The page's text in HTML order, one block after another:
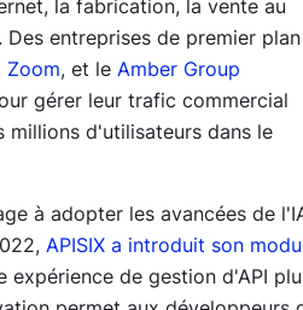
la fabrication, la vente au
entreprises de premier plan
Zoom, et le Amber Group
gérer leur trafic commercial
millions d'utilisateurs dans le
à adopter les avancées de
APISIX a introduit son
expérience de gestion d'API